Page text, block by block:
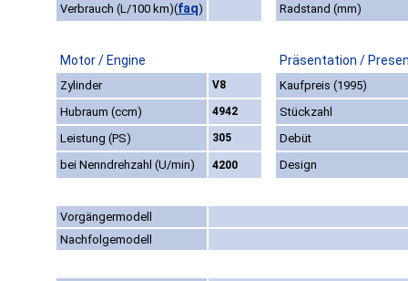
Verbrauch (L/100 km)(faq) Radstand (mm)
Motor / Engine Präsentation /
Zylinder V8
Kaufpreis (1995)
Hubraum (ccm)
4942
Stückzahl
Leistung (PS)
305
Debüt
bei Nenndrehzahl (U/min)
4200 Design
Vorgängermodell
Nachfolgemodell